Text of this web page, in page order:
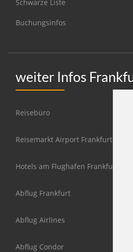
Schwarze Liste
Buchungsinfos
weiter Infos
Reisebüro
Reisemarkt Airport Frankfurt
Hotels am Flughafen Frankfurt
Abflug Frankfurt
Abflug Airlines
Abflug Condor